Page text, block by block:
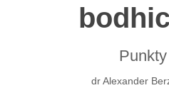
dr Alexander